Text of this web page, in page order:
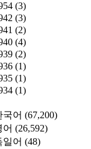
(3)
(3)
(2)
(4)
(2)
(1)
(1)
(1)
국어 (67,200)
어 (26,592)
일어 (48)